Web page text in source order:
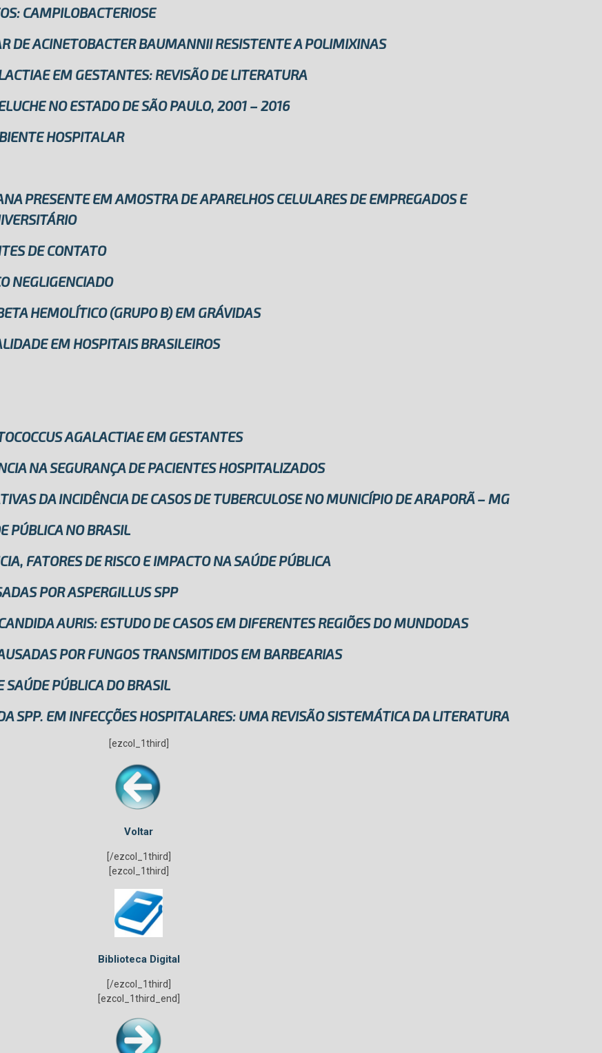
CAMPILOBACTERIOSE
DE ACINETOBACTER BAUMANNII RESISTENTE A POLIMIXINAS
EM GESTANTES: REVISÃO DE LITERATURA
NO ESTADO DE SÃO PAULO, 2001 – 2016
HOSPITALAR
PRESENTE EM AMOSTRA DE APARELHOS CELULARES DE EMPREGADOS E
DE CONTATO
NEGLIGENCIADO
HEMOLÍTICO (GRUPO B) EM GRÁVIDAS
EM HOSPITAIS BRASILEIROS
AGALACTIAE EM GESTANTES
NA SEGURANÇA DE PACIENTES HOSPITALIZADOS
DA INCIDÊNCIA DE CASOS DE TUBERCULOSE NO MUNICÍPIO DE ARAPORÃ – MG
PÚBLICA NO BRASIL
FATORES DE RISCO E IMPACTO NA SAÚDE PÚBLICA
POR ASPERGILLUS SPP
AURIS: ESTUDO DE CASOS EM DIFERENTES REGIÕES DO MUNDODAS
POR FUNGOS TRANSMITIDOS EM BARBEARIAS
PÚBLICA DO BRASIL
SPP. EM INFECÇÕES HOSPITALARES: UMA REVISÃO SISTEMÁTICA DA LITERATURA
[ezcol_1third]
Voltar
[/ezcol_1third]
[ezcol_1third]
Biblioteca Digital
[/ezcol_1third]
[ezcol_1third_end]